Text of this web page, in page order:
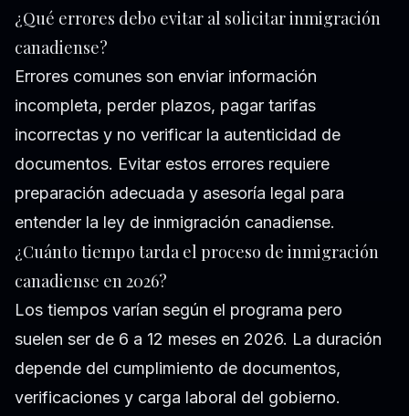
¿Qué errores debo evitar al solicitar inmigración
canadiense?
Errores comunes son enviar información
incompleta, perder plazos, pagar tarifas
incorrectas y no verificar la autenticidad de
documentos. Evitar estos errores requiere
preparación adecuada y asesoría legal para
entender la ley de inmigración canadiense.
¿Cuánto tiempo tarda el proceso de inmigración
canadiense en 2026?
Los tiempos varían según el programa pero
suelen ser de 6 a 12 meses en 2026. La duración
depende del cumplimiento de documentos,
verificaciones y carga laboral del gobierno.